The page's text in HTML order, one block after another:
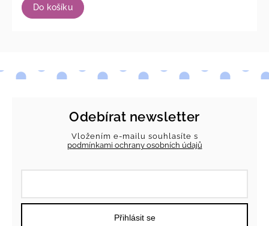
Do košíku
Odebírat newsletter
Vložením e-mailu souhlasíte s
podmínkami ochrany osobních údajů
Přihlásit se